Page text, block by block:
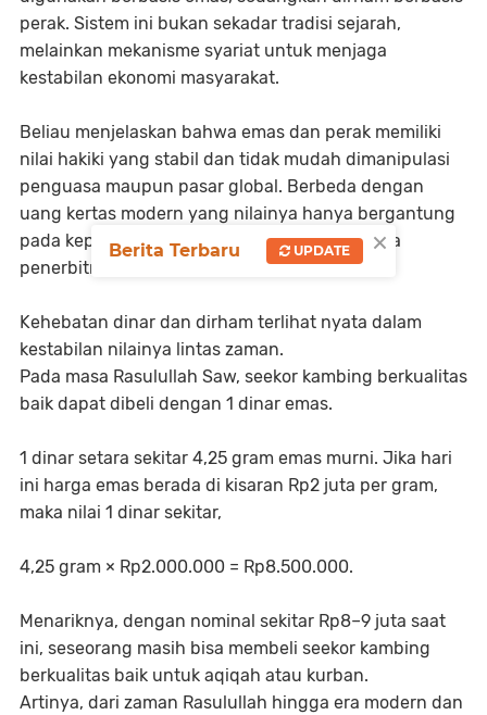
perak. Sistem ini bukan sekadar tradisi sejarah,
melainkan mekanisme syariat untuk menjaga
kestabilan ekonomi masyarakat.
Beliau menjelaskan bahwa emas dan perak memiliki
nilai hakiki yang stabil dan tidak mudah dimanipulasi
penguasa maupun pasar global. Berbeda dengan
uang kertas modern yang nilainya hanya bergantung
pada kepercayaan dan kekuatan politik negara
penerbitnya.
Kehebatan dinar dan dirham terlihat nyata dalam
kestabilan nilainya lintas zaman.
Pada masa Rasulullah Saw, seekor kambing berkualitas
baik dapat dibeli dengan 1 dinar emas.
1 dinar setara sekitar 4,25 gram emas murni. Jika hari
ini harga emas berada di kisaran Rp2 juta per gram,
maka nilai 1 dinar sekitar,
4,25 gram × Rp2.000.000 = Rp8.500.000.
Menariknya, dengan nominal sekitar Rp8–9 juta saat
ini, seseorang masih bisa membeli seekor kambing
berkualitas baik untuk aqiqah atau kurban.
Artinya, dari zaman Rasulullah hingga era modern dan
×
Berita Terbaru UPDATE